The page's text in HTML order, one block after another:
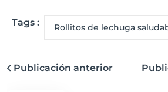
Tags : Rollitos de lechuga
Publicación anterior